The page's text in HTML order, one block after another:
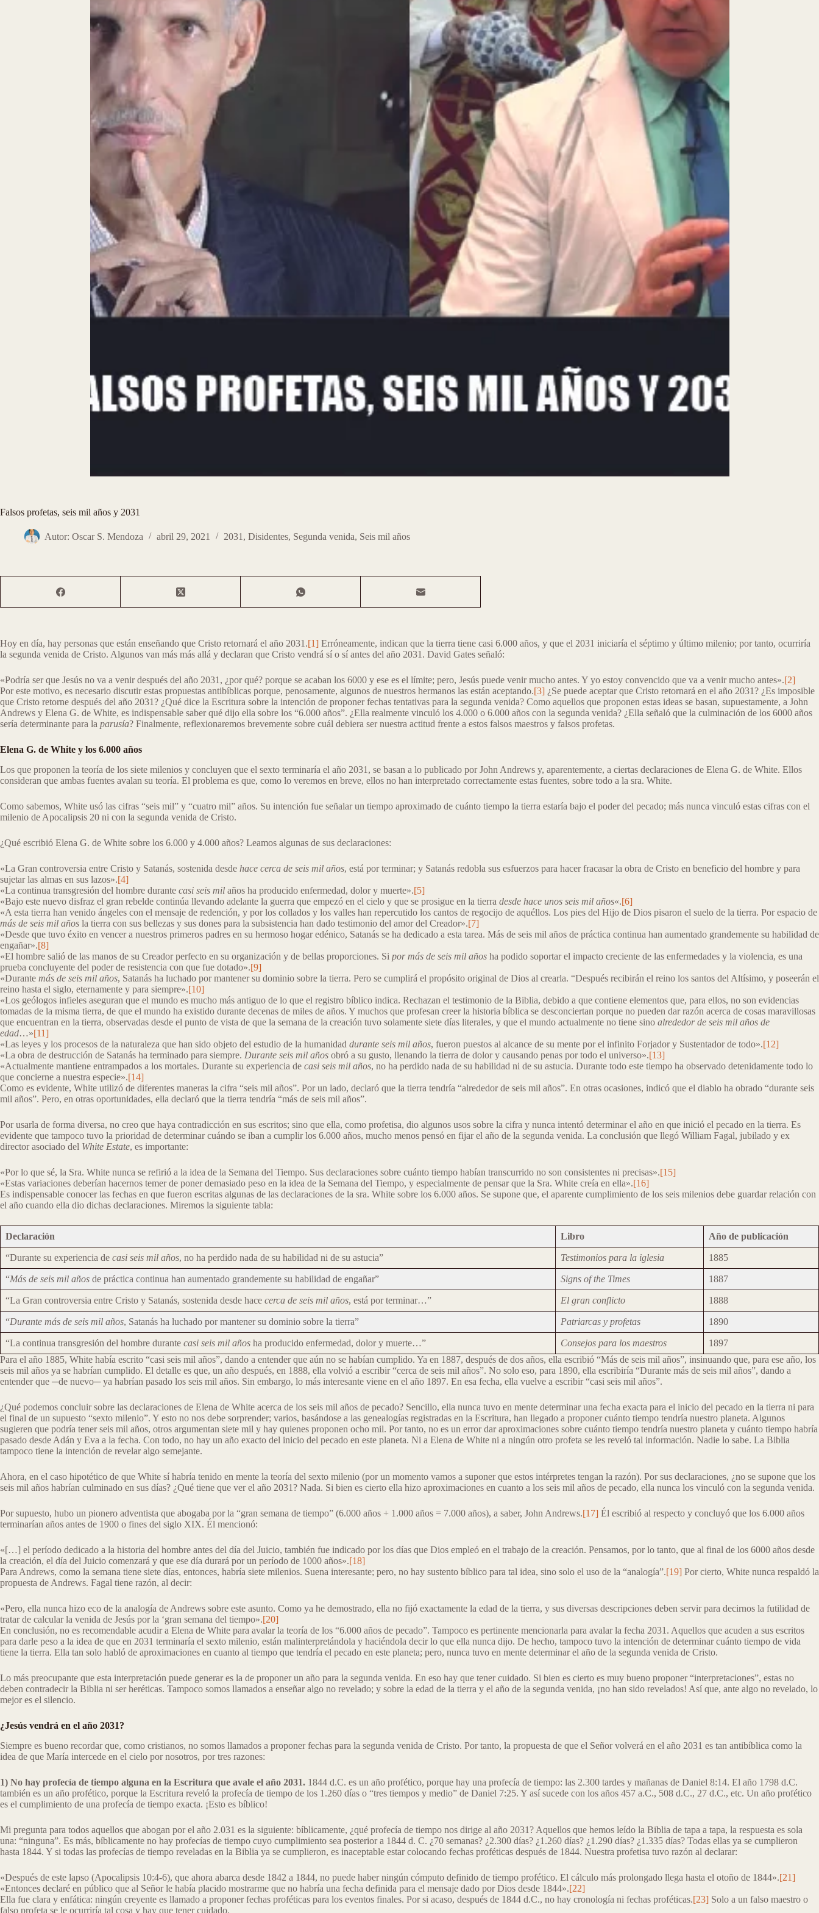
Falsos profetas, seis mil años y 2031
Autor: Oscar S. Mendoza abril 29, 2021 2031 , Disidentes, Segunda venida, Seis mil años
Hoy en día, hay personas que están enseñando que Cristo retornará el año 2031.[1] Erróneamente, indican que la tierra tiene casi 6.000 años, y que el 2031 iniciaría el séptimo y último milenio; por tanto, ocurriría
la segunda venida de Cristo. Algunos van más más allá y declaran que Cristo vendrá sí o sí antes del año 2031. David Gates señaló:
«Podría ser que Jesús no va a venir después del año 2031, ¿por qué? porque se acaban los 6000 y ese es el límite; pero, Jesús puede venir mucho antes. Y yo estoy convencido que va a venir mucho antes».[2]
Por este motivo, es necesario discutir estas propuestas antibíblicas porque, penosamente, algunos de nuestros hermanos las están aceptando.[3] ¿Se puede aceptar que Cristo retornará en el año 2031? ¿Es imposible
que Cristo retorne después del año 2031? ¿Qué dice la Escritura sobre la intención de proponer fechas tentativas para la segunda venida? Como aquellos que proponen estas ideas se basan, supuestamente, a John
Andrews y Elena G. de White, es indispensable saber qué dijo ella sobre los “6.000 años”. ¿Ella realmente vinculó los 4.000 o 6.000 años con la segunda venida? ¿Ella señaló que la culminación de los 6000 años
sería determinante para la parusía? Finalmente, reflexionaremos brevemente sobre cuál debiera ser nuestra actitud frente a estos falsos maestros y falsos profetas.
Elena G. de White y los 6.000 años
Los que proponen la teoría de los siete milenios y concluyen que el sexto terminaría el año 2031, se basan a lo publicado por John Andrews y, aparentemente, a ciertas declaraciones de Elena G. de White. Ellos
consideran que ambas fuentes avalan su teoría. El problema es que, como lo veremos en breve, ellos no han interpretado correctamente estas fuentes, sobre todo a la sra. White.
Como sabemos, White usó las cifras “seis mil” y “cuatro mil” años. Su intención fue señalar un tiempo aproximado de cuánto tiempo la tierra estaría bajo el poder del pecado; más nunca vinculó estas cifras con el
milenio de Apocalipsis 20 ni con la segunda venida de Cristo.
¿Qué escribió Elena G. de White sobre los 6.000 y 4.000 años? Leamos algunas de sus declaraciones:
«La Gran controversia entre Cristo y Satanás, sostenida desde hace cerca de seis mil años, está por terminar; y Satanás redobla sus esfuerzos para hacer fracasar la obra de Cristo en beneficio del hombre y para
sujetar las almas en sus lazos».[4]
«La continua transgresión del hombre durante casi seis mil años ha producido enfermedad, dolor y muerte».[5]
«Bajo este nuevo disfraz el gran rebelde continúa llevando adelante la guerra que empezó en el cielo y que se prosigue en la tierra desde hace unos seis mil años«.[6]
«A esta tierra han venido ángeles con el mensaje de redención, y por los collados y los valles han repercutido los cantos de regocijo de aquéllos. Los pies del Hijo de Dios pisaron el suelo de la tierra. Por espacio de
más de seis mil años la tierra con sus bellezas y sus dones para la subsistencia han dado testimonio del amor del Creador».[7]
«Desde que tuvo éxito en vencer a nuestros primeros padres en su hermoso hogar edénico, Satanás se ha dedicado a esta tarea. Más de seis mil años de práctica continua han aumentado grandemente su habilidad de
engañar».[8]
«El hombre salió de las manos de su Creador perfecto en su organización y de bellas proporciones. Si por más de seis mil años ha podido soportar el impacto creciente de las enfermedades y la violencia, es una
prueba concluyente del poder de resistencia con que fue dotado».[9]
«Durante más de seis mil años, Satanás ha luchado por mantener su dominio sobre la tierra. Pero se cumplirá el propósito original de Dios al crearla. “Después recibirán el reino los santos del Altísimo, y poseerán el
reino hasta el siglo, eternamente y para siempre».[10]
«Los geólogos infieles aseguran que el mundo es mucho más antiguo de lo que el registro bíblico indica. Rechazan el testimonio de la Biblia, debido a que contiene elementos que, para ellos, no son evidencias
tomadas de la misma tierra, de que el mundo ha existido durante decenas de miles de años. Y muchos que profesan creer la historia bíblica se desconciertan porque no pueden dar razón acerca de cosas maravillosas
que encuentran en la tierra, observadas desde el punto de vista de que la semana de la creación tuvo solamente siete días literales, y que el mundo actualmente no tiene sino alrededor de seis mil años de
edad…»[11]
«Las leyes y los procesos de la naturaleza que han sido objeto del estudio de la humanidad durante seis mil años, fueron puestos al alcance de su mente por el infinito Forjador y Sustentador de todo».[12]
«La obra de destrucción de Satanás ha terminado para siempre. Durante seis mil años obró a su gusto, llenando la tierra de dolor y causando penas por todo el universo».[13]
«Actualmente mantiene entrampados a los mortales. Durante su experiencia de casi seis mil años, no ha perdido nada de su habilidad ni de su astucia. Durante todo este tiempo ha observado detenidamente todo lo
que concierne a nuestra especie».[14]
Como es evidente, White utilizó de diferentes maneras la cifra “seis mil años”. Por un lado, declaró que la tierra tendría “alrededor de seis mil años”. En otras ocasiones, indicó que el diablo ha obrado “durante seis
mil años”. Pero, en otras oportunidades, ella declaró que la tierra tendría “más de seis mil años”.
Por usarla de forma diversa, no creo que haya contradicción en sus escritos; sino que ella, como profetisa, dio algunos usos sobre la cifra y nunca intentó determinar el año en que inició el pecado en la tierra. Es
evidente que tampoco tuvo la prioridad de determinar cuándo se iban a cumplir los 6.000 años, mucho menos pensó en fijar el año de la segunda venida. La conclusión que llegó William Fagal, jubilado y ex
director asociado del White Estate, es importante:
«Por lo que sé, la Sra. White nunca se refirió a la idea de la Semana del Tiempo. Sus declaraciones sobre cuánto tiempo habían transcurrido no son consistentes ni precisas».[15]
«Estas variaciones deberían hacernos temer de poner demasiado peso en la idea de la Semana del Tiempo, y especialmente de pensar que la Sra. White creía en ella».[16]
Es indispensable conocer las fechas en que fueron escritas algunas de las declaraciones de la sra. White sobre los 6.000 años. Se supone que, el aparente cumplimiento de los seis milenios debe guardar relación con
el año cuando ella dio dichas declaraciones. Miremos la siguiente tabla:
Declaración Libro Año de publicación
“Durante su experiencia de casi seis mil años, no ha perdido nada de su habilidad ni de su astucia” Testimonios para la iglesia 1885
“Más de seis mil años de práctica continua han aumentado grandemente su habilidad de engañar” Signs of the Times 1887
“La Gran controversia entre Cristo y Satanás, sostenida desde hace cerca de seis mil años, está por terminar…” El gran conflicto 1888
“Durante más de seis mil años, Satanás ha luchado por mantener su dominio sobre la tierra” Patriarcas y profetas 1890
“La continua transgresión del hombre durante casi seis mil años ha producido enfermedad, dolor y muerte…” Consejos para los maestros
1897
Para el año 1885, White había escrito “casi seis mil años”, dando a entender que aún no se habían cumplido. Ya en 1887, después de dos años, ella escribió “Más de seis mil años”, insinuando que, para ese año, los
seis mil años ya se habrían cumplido. El detalle es que, un año después, en 1888, ella volvió a escribir “cerca de seis mil años”. No solo eso, para 1890, ella escribiría “Durante más de seis mil años”, dando a
entender que ─de nuevo─ ya habrían pasado los seis mil años. Sin embargo, lo más interesante viene en el año 1897. En esa fecha, ella vuelve a escribir “casi seis mil años”.
¿Qué podemos concluir sobre las declaraciones de Elena de White acerca de los seis mil años de pecado? Sencillo, ella nunca tuvo en mente determinar una fecha exacta para el inicio del pecado en la tierra ni para
el final de un supuesto “sexto milenio”. Y esto no nos debe sorprender; varios, basándose a las genealogías registradas en la Escritura, han llegado a proponer cuánto tiempo tendría nuestro planeta. Algunos
sugieren que podría tener seis mil años, otros argumentan siete mil y hay quienes proponen ocho mil. Por tanto, no es un error dar aproximaciones sobre cuánto tiempo tendría nuestro planeta y cuánto tiempo habría
pasado desde Adán y Eva a la fecha. Con todo, no hay un año exacto del inicio del pecado en este planeta. Ni a Elena de White ni a ningún otro profeta se les reveló tal información. Nadie lo sabe. La Biblia
tampoco tiene la intención de revelar algo semejante.
Ahora, en el caso hipotético de que White sí habría tenido en mente la teoría del sexto milenio (por un momento vamos a suponer que estos intérpretes tengan la razón). Por sus declaraciones, ¿no se supone que los
seis mil años habrían culminado en sus días? ¿Qué tiene que ver el año 2031? Nada. Si bien es cierto ella hizo aproximaciones en cuanto a los seis mil años de pecado, ella nunca los vinculó con la segunda venida.
Por supuesto, hubo un pionero adventista que abogaba por la “gran semana de tiempo” (6.000 años + 1.000 años = 7.000 años), a saber, John Andrews.[17] Él escribió al respecto y concluyó que los 6.000 años
terminarían años antes de 1900 o fines del siglo XIX. Él mencionó:
«[…] el período dedicado a la historia del hombre antes del día del Juicio, también fue indicado por los días que Dios empleó en el trabajo de la creación. Pensamos, por lo tanto, que al final de los 6000 años desde
la creación, el día del Juicio comenzará y que ese día durará por un período de 1000 años».[18]
Para Andrews, como la semana tiene siete días, entonces, habría siete milenios. Suena interesante; pero, no hay sustento bíblico para tal idea, sino solo el uso de la “analogía”.[19] Por cierto, White nunca respaldó la
propuesta de Andrews. Fagal tiene razón, al decir:
«Pero, ella nunca hizo eco de la analogía de Andrews sobre este asunto. Como ya he demostrado, ella no fijó exactamente la edad de la tierra, y sus diversas descripciones deben servir para decirnos la futilidad de
tratar de calcular la venida de Jesús por la ‘gran semana del tiempo».[20]
En conclusión, no es recomendable acudir a Elena de White para avalar la teoría de los “6.000 años de pecado”. Tampoco es pertinente mencionarla para avalar la fecha 2031. Aquellos que acuden a sus escritos
para darle peso a la idea de que en 2031 terminaría el sexto milenio, están malinterpretándola y haciéndola decir lo que ella nunca dijo. De hecho, tampoco tuvo la intención de determinar cuánto tiempo de vida
tiene la tierra. Ella tan solo habló de aproximaciones en cuanto al tiempo que tendría el pecado en este planeta; pero, nunca tuvo en mente determinar el año de la segunda venida de Cristo.
Lo más preocupante que esta interpretación puede generar es la de proponer un año para la segunda venida. En eso hay que tener cuidado. Si bien es cierto es muy bueno proponer “interpretaciones”, estas no
deben contradecir la Biblia ni ser heréticas. Tampoco somos llamados a enseñar algo no revelado; y sobre la edad de la tierra y el año de la segunda venida, ¡no han sido revelados! Así que, ante algo no revelado, lo
mejor es el silencio.
¿Jesús vendrá en el año 2031?
Siempre es bueno recordar que, como cristianos, no somos llamados a proponer fechas para la segunda venida de Cristo. Por tanto, la propuesta de que el Señor volverá en el año 2031 es tan antibíblica como la
idea de que María intercede en el cielo por nosotros, por tres razones:
1) No hay profecía de tiempo alguna en la Escritura que avale el año 2031. 1844 d.C. es un año profético, porque hay una profecía de tiempo: las 2.300 tardes y mañanas de Daniel 8:14. El año 1798 d.C.
también es un año profético, porque la Escritura reveló la profecía de tiempo de los 1.260 días o “tres tiempos y medio” de Daniel 7:25. Y así sucede con los años 457 a.C., 508 d.C., 27 d.C., etc. Un año profético
es el cumplimiento de una profecía de tiempo exacta. ¡Esto es bíblico!
Mi pregunta para todos aquellos que abogan por el año 2.031 es la siguiente: bíblicamente, ¿qué profecía de tiempo nos dirige al año 2031? Aquellos que hemos leído la Biblia de tapa a tapa, la respuesta es sola
una: “ninguna”. Es más, bíblicamente no hay profecías de tiempo cuyo cumplimiento sea posterior a 1844 d. C. ¿70 semanas? ¿2.300 días? ¿1.260 días? ¿1.290 días? ¿1.335 días? Todas ellas ya se cumplieron
hasta 1844. Y si todas las profecías de tiempo reveladas en la Biblia ya se cumplieron, es inaceptable estar colocando fechas proféticas después de 1844. Nuestra profetisa tuvo razón al declarar:
«Después de este lapso (Apocalipsis 10:4-6), que ahora abarca desde 1842 a 1844, no puede haber ningún cómputo definido de tiempo profético. El cálculo más prolongado llega hasta el otoño de 1844».[21]
«Entonces declaré en público que al Señor le había placido mostrarme que no habría una fecha definida para el mensaje dado por Dios desde 1844».[22]
Ella fue clara y enfática: ningún creyente es llamado a proponer fechas proféticas para los eventos finales. Por si acaso, después de 1844 d.C., no hay cronología ni fechas proféticas.[23] Solo a un falso maestro o
falso profeta se le ocurriría tal cosa y hay que tener cuidado.